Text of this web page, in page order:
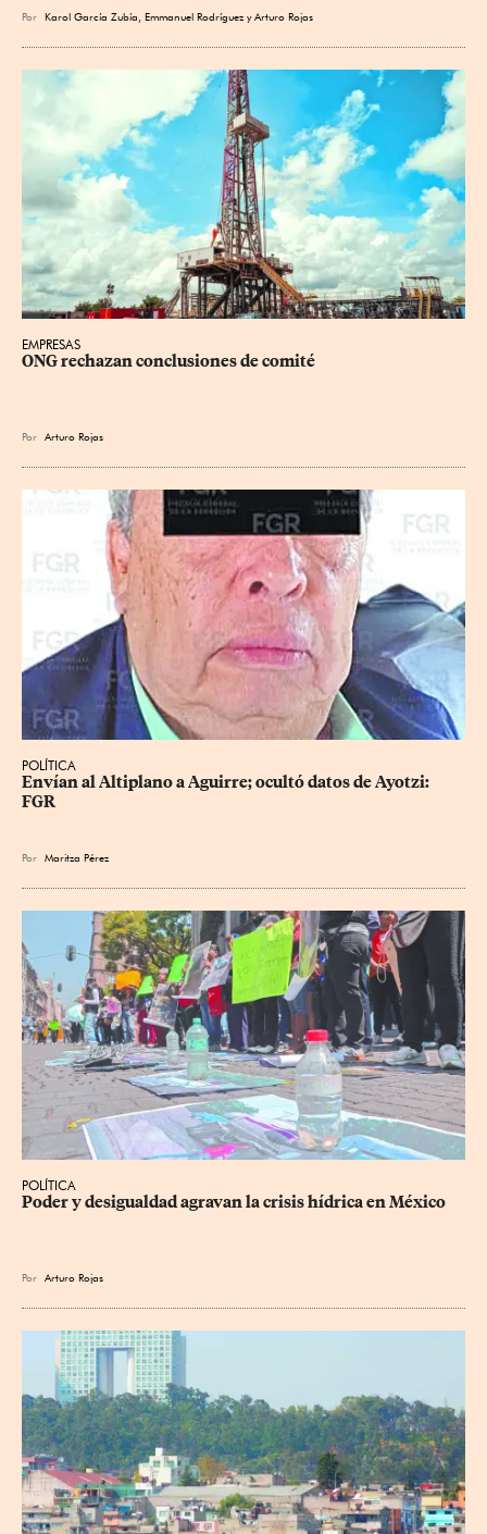
Por Karol García Zubía Emmanuel Rodríguez yArturo Rojas
EMPRESAS
ONG rechazan conclusiones de comité
Por Arturo Rojas
POLÍTICA
Envían al Altiplano a Aguirre; ocultó datos de Ayotzi:
FGR
Por Maritza Pérez
POLÍTICA
Poder y desigualdad agravan la crisis hídrica en México
Por Arturo Rojas